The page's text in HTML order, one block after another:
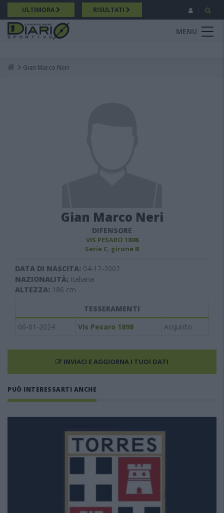
Salta
al
contenuto
principale
ULTIMORA RISULTATI
MENU
Breadcrumb
Gian Marco Neri
Gian Marco Neri
DIFENSORE
VIS PESARO 1898
Serie C, girone B
DATA DI NASCITA: 04-12-2002
NAZIONALITÀ: Italiana
ALTEZZA: 186 cm
TESSERAMENTI
06-01-2024
Vis Pesaro 1898 Acquisto
INVIACI E AGGIORNA I TUOI DATI
PUÒ INTERESSARTI ANCHE